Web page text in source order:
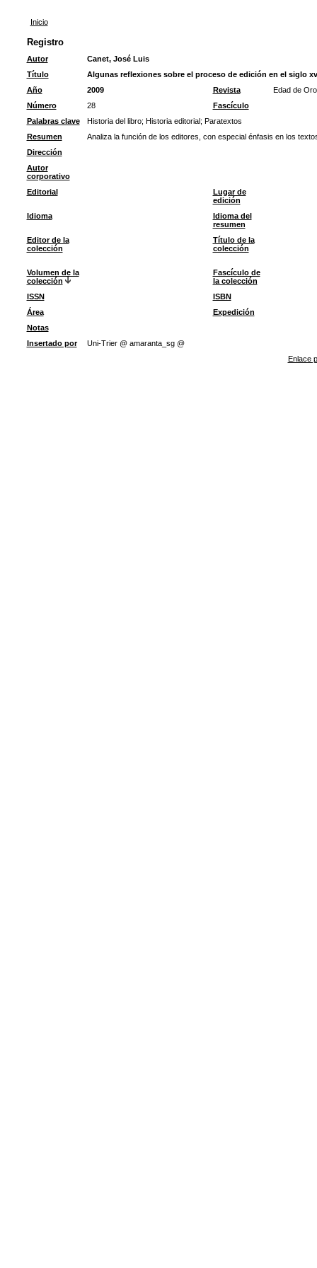
Inicio
Registro
Autor
Canet, José Luis
Título
Algunas reflexiones sobre el proceso de edición en el siglo
Año
2009 Revista
Edad de Oro
Número
28
Fascículo
Palabras clave
Historia del libro; Historia editorial; Paratextos
Resumen
Analiza la función de los editores, con especial énfasis en los
Dirección
Autor
corporativo
Editorial
Lugar de
edición
Idioma
Idioma del
resumen
Editor de la
colección
Título de la
colección
Volumen de la
colección
Fascículo de
la colección
ISSN
ISBN
Área
Expedición
Notas
Insertado por
Uni-Trier @ amaranta_sg @
Enlace